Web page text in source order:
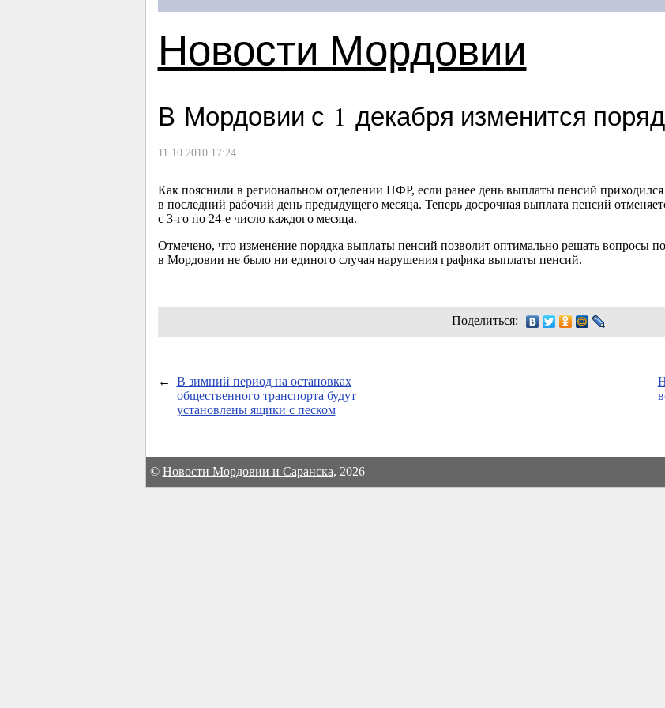
Новости Мордовии
В Мордовии с 1 декабря изменится
11.10.2010 17:24
Как пояснили в региональном отделении ПФР, если ранее день выплаты пенсий
в последний рабочий день предыдущего месяца. Теперь досрочная выплата пенсий
с 3-гопо 24-ечисло каждого месяца.
Отмечено, что изменение порядка выплаты пенсий позволит оптимально решать вопросы по
в Мордовии не было ни единого случая нарушения графика выплаты пенсий.
Поделиться:
←
В зимний период на остановках
общественного транспорта будут
установлены ящики с песком
© Новости Мордовии и Саранска, 2026